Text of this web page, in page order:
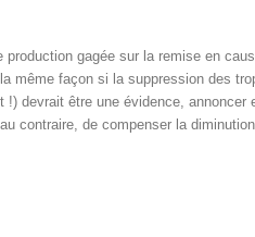
gagée sur la remise en
même façon si la suppression des
devrait être une évidence,
contraire, de compenser la